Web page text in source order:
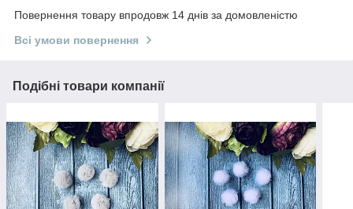
Повернення товару впродовж 14 днів за домовленістю
Всі умови повернення
Подібні товари компанії